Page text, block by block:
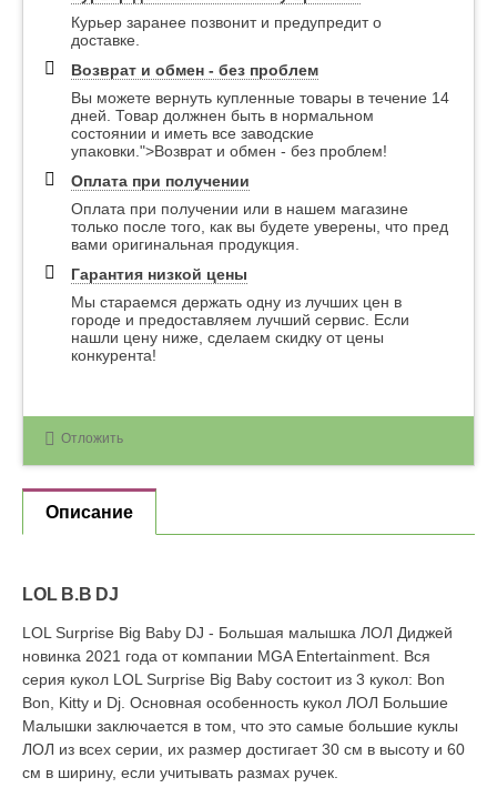
Курьер заранее позвонит и предупредит о
доставке.
Возврат и обмен - без проблем
Вы можете вернуть купленные товары в течение 14
дней. Товар должнен быть в нормальном
состоянии и иметь все заводские
упаковки.">Возврат и обмен - без проблем!
Оплата при получении
Оплата при получении или в нашем магазине
только после того, как вы будете уверены, что пред
вами оригинальная продукция.
Гарантия низкой цены
Мы стараемся держать одну из лучших цен в
городе и предоставляем лучший сервис. Если
нашли цену ниже, сделаем скидку от цены
конкурента!
Отложить
Описание
LOL B.B DJ
LOL Surprise Big Baby DJ - Большая малышка ЛОЛ Диджей
новинка 2021 года от компании MGA Entertainment. Вся
серия кукол LOL Surprise Big Baby состоит из 3 кукол: Bon
Bon, Kitty и Dj. Основная особенность кукол ЛОЛ Большие
Малышки заключается в том, что это самые большие куклы
ЛОЛ из всех серии, их размер достигает 30 см в высоту и 60
см в ширину, если учитывать размах ручек.